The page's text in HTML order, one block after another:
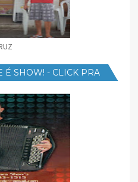
É SHOW! - CLICK PRA